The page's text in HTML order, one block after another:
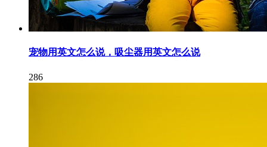
宠物用英文怎么说，吸尘器用英文怎么说
286